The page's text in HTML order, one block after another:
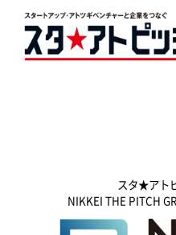
スタ★アト
NIKKEI THE PITCH